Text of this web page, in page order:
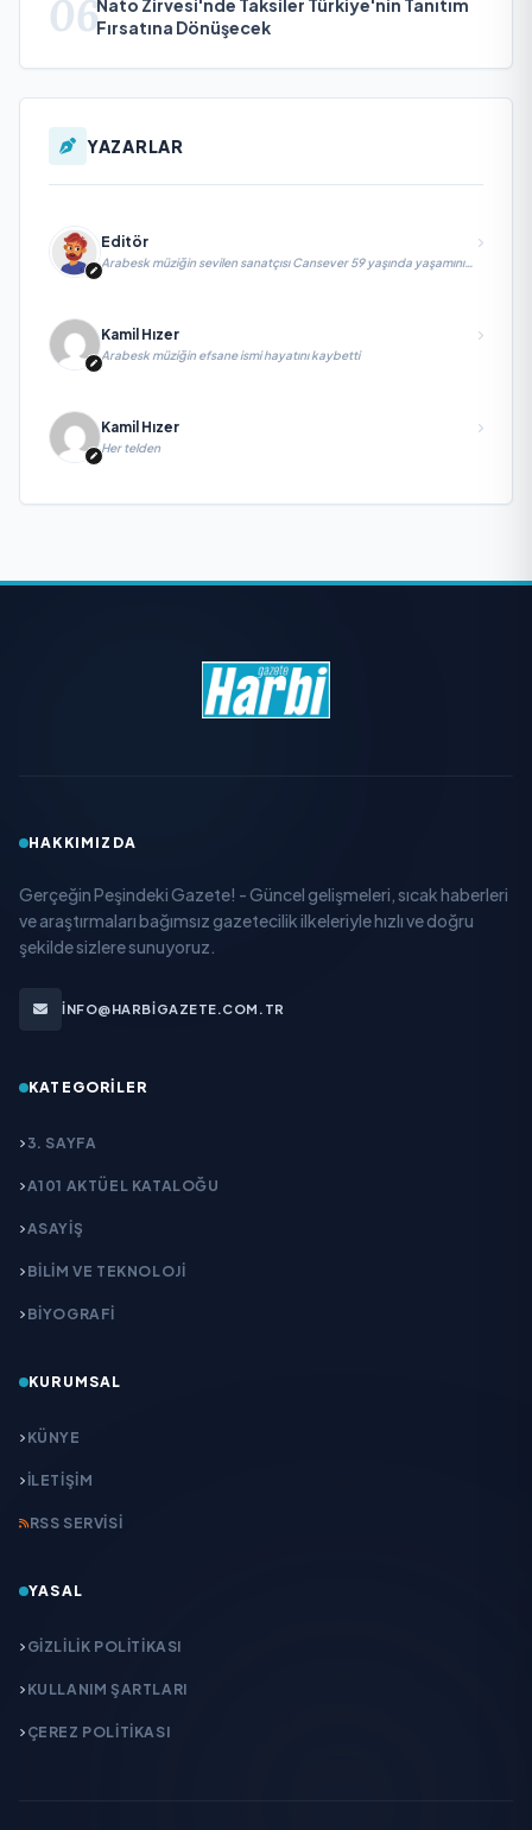
06Nato Zirvesi'nde Taksiler Türkiye'nin Tanıtım
Fırsatına Dönüşecek
YAZARLAR
Editör
Arabesk müziğin sevilen sanatçısı Cansever 59 yaşında yaşamını
Kamil Hızer
Arabesk müziğin efsane ismi hayatını kaybetti
Kamil Hızer
Her telden
HAKKIMIZDA
Gerçeğin Peşindeki Gazete! - Güncel gelişmeleri, sıcak haberleri
ve araştırmaları bağımsız gazetecilik ilkeleriyle hızlı ve doğru
şekilde sizlere sunuyoruz.
INFO@HARBIGAZETE.COM.TR
KATEGORILER
3. SAYFA
A101 AKTÜEL KATALOĞU
ASAYİŞ
BİLİM VE TEKNOLOJİ
BİYOGRAFİ
KURUMSAL
KÜNYE
İLETIŞIM
RSS SERVISI
YASAL
GIZLILIK POLITIKASI
KULLANIM ŞARTLARI
ÇEREZ POLITIKASI